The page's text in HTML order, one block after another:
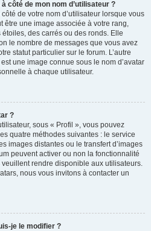
côté de mon nom d’utilisateur ?
de votre nom d’utilisateur lorsque vous
être une image associée à votre rang,
des carrés ou des ronds. Elle
le nombre de messages que vous avez
statut particulier sur le forum. L’autre
une image connue sous le nom d’avatar
à chaque utilisateur.
?
sous « Profil », vous pouvez
quatre méthodes suivantes : le service
images distantes ou le transfert d’images
peuvent activer ou non la fonctionnalité
veuillent rendre disponible aux utilisateurs.
nous vous invitons à contacter un
je le modifier ?